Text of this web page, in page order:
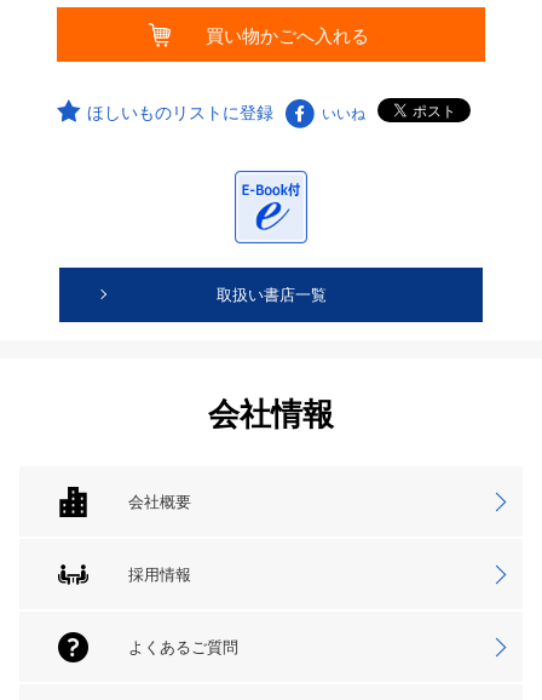
ほしいものリストに登録 いいね
取扱い書店一覧
会社情報
会社概要
採用情報
よくあるご質問